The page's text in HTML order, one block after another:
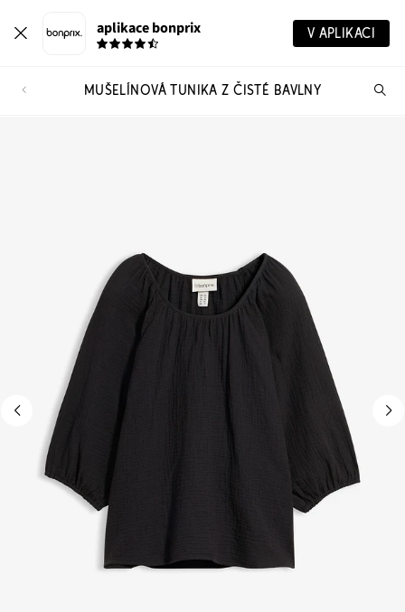
aplikace bonprix V APLIKACI
MUŠELÍNOVÁ TUNIKA Z ČISTÉ BAVLNY